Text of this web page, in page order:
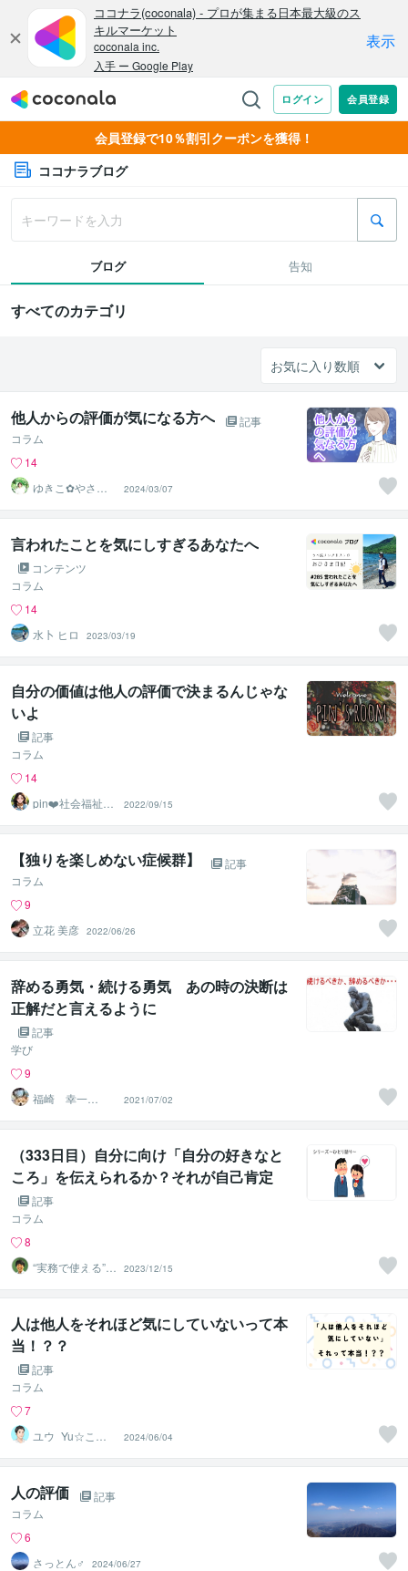
会員登録で10％割引クーポンを獲得！
ココナラブログ
ブログ 告知
すべてのカテゴリ
他人からの評価が気になる方へ
記事
コラム
14
ゆきこ✿やさし
く丁寧な傾聴
2024/03/07
言われたことを気にしすぎるあなたへ
コンテンツ
コラム
14
水卜 ヒロ
2023/03/19
自分の価値は他人の評価で決まるんじゃな
いよ
記事
コラム
14
pin❤️社会福祉
士・精神保健福
祉士
2022/09/15
【独りを楽しめない症候群】
記事
コラム
9
立花 美彦 2022/06/26
辞める勇気・続ける勇気 あの時の決断は
正解だと言えるように
記事
学び
9
福崎 幸一
（ｆ・プロダク
ト）
2021/07/02
（333日目）自分に向け「自分の好きなと
ころ」を伝えられるか？それが自己肯定
感。記事
コラム
8
“実務で使える”改
善パートナー／
かめきち
2023/12/15
人は他人をそれほど気にしていないって本
当！？？
記事
コラム
7
ユウ_Yu☆ここ
ろのメンテナン
スルーム
2024/06/04
人の評価
記事
コラム
6
さっとん♂
2024/06/27